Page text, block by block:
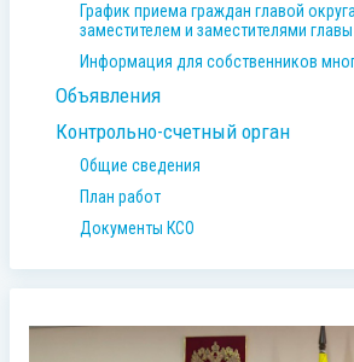
График приема граждан главой
заместителем и заместителями
Информация для собственников
Объявления
Контрольно-счетный орган
Общие сведения
План работ
Документы КСО